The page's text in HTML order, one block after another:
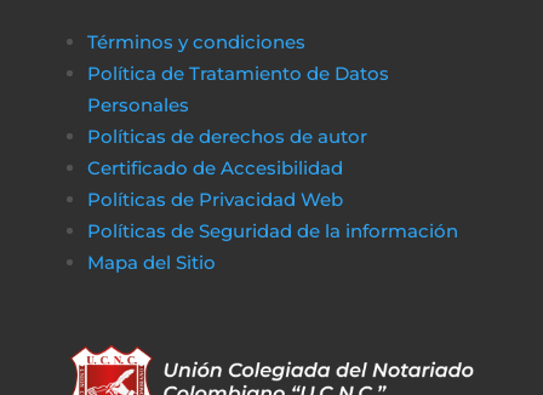
Términos y condiciones
Política de Tratamiento de Datos
Personales
Políticas de derechos de autor
Certificado de Accesibilidad
Políticas de Privacidad Web
Políticas de Seguridad de la información
Mapa del Sitio